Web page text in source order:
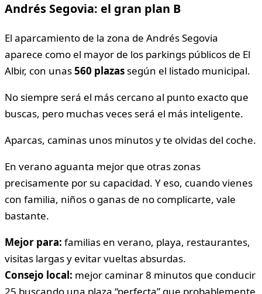
Andrés Segovia: el gran plan B
El aparcamiento de la zona de Andrés Segovia
aparece como el mayor de los parkings públicos de El
Albir, con unas560 plazassegún el listado municipal.
No siempre será el más cercano al punto exacto que
buscas, pero muchas veces será el más inteligente.
Aparcas, caminas unos minutos y te olvidas del coche.
En verano aguanta mejor que otras zonas
precisamente por su capacidad. Y eso, cuando vienes
con familia, niños o ganas de no complicarte, vale
bastante.
Mejor para: familias en verano, playa, restaurantes,
visitas largas y evitar vueltas absurdas.
Consejo local: mejor caminar 8 minutos que conducir